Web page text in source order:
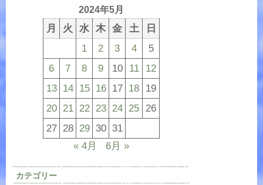
2024年5月
月 火 水 木 金 土
日
1
2 3 4
5
6
7 8 9 10 11
12
13 14 15 16 17 18 19
20 21 22 23 24 25 26
27 28 29 30 31
« 4月
6月 »
カテゴリー